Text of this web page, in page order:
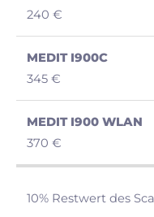
240 €
345 €
370 €
10% Restwert des